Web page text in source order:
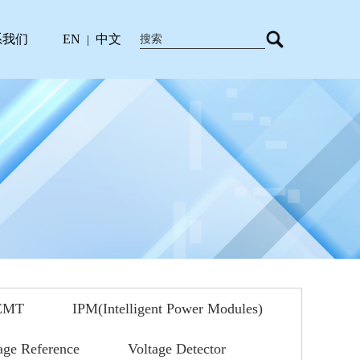
EN 中文
们
IPM(Intelligent Power Modules)
Reference Voltage Detector